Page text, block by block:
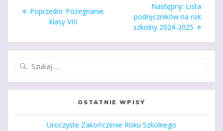
wpisu
Poprzedni: Poprzedni
wpis:
Pożegnanie
klasy VIII
Następny: Następny
wpis:
Lista
podręczników na rok
szkolny 2024-2025
OSTATNIE WPISY
Uroczyste Zakończenie Roku Szkolnego